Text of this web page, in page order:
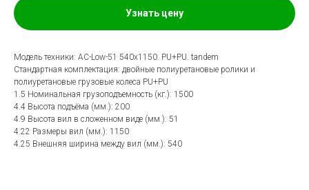
Узнать цену
Модель техники: AC-Low-51 540x1150. PU+PU. tandem
Стандартная комплектация: двойные полиуретановые ролики и
полиуретановые грузовые колеса PU+PU
1.5 Номинальная грузоподъемность (кг.): 1500
4.4 Высота подъёма (мм.): 200
4.9 Высота вил в сложенном виде (мм.): 51
4.22 Размеры вил (мм.): 1150
4.25 Внешняя ширина между вил (мм.): 540